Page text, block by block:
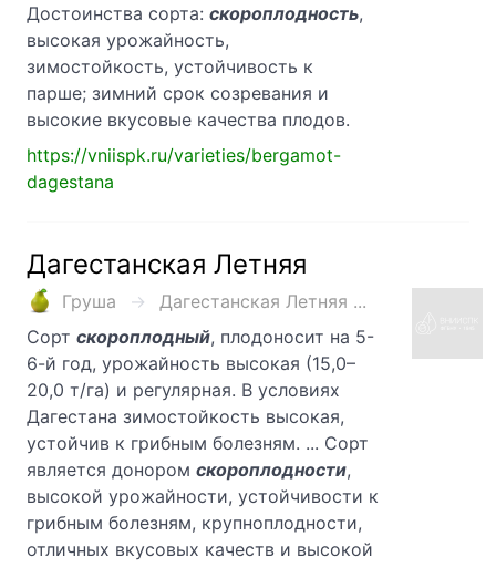
Достоинства сорта: скороплодность,
высокая урожайность,
зимостойкость, устойчивость к
парше; зимний срок созревания и
высокие вкусовые качества плодов.
https://vniispk.ru/varieties/bergamot-
dagestana
Дагестанская Летняя
Груша
Дагестанская Летняя ...
Сорт скороплодный, плодоносит на 5-
6-й год, урожайность высокая (15,0–
20,0 т/га) и регулярная. В условиях
Дагестана зимостойкость высокая,
устойчив к грибным болезням. ... Сорт
является донором скороплодности,
высокой урожайности, устойчивости к
грибным болезням, крупноплодности,
отличных вкусовых качеств и высокой